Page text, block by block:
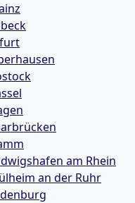
am Rhein
an der Ruhr